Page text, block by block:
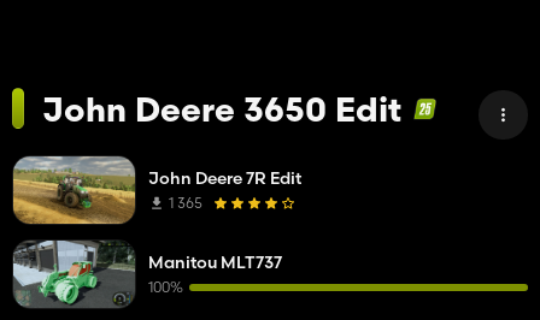
John Deere 3650 Edit
John Deere 7R Edit
1 365
Manitou MLT737
100%